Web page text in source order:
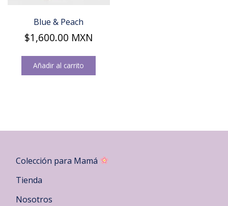
Blue & Peach
$1,600.00 MXN
Añadir al carrito
Colección para Mamá
Tienda
Nosotros